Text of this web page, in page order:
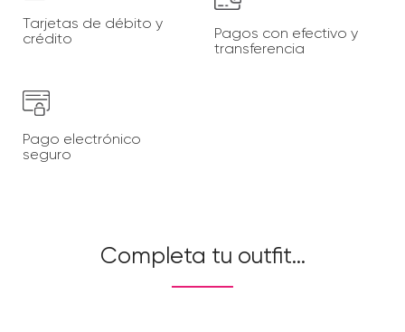
Tarjetas de débito y
crédito
Pagos con efectivo y
transferencia
Pago electrónico
seguro
Completa tu outfit…